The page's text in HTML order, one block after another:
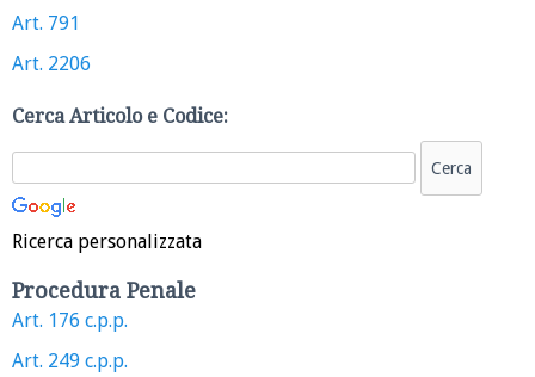
Art. 791
Art. 2206
Cerca Articolo e Codice:
Ricerca personalizzata
Procedura Penale
Art. 176 c.p.p.
Art. 249 c.p.p.